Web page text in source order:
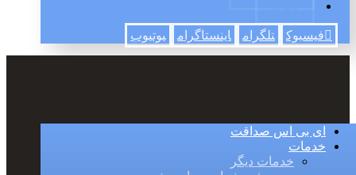
فیسبوک تلگرام اینستاگرام یوتیوب
ای بی اس صداقت
خدمات
خدمات دیگر